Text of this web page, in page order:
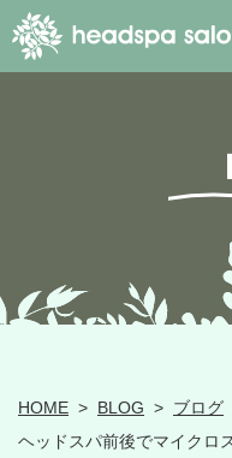
HOME > BLOG > ブログ
ヘッドスパ前後でマイクロ